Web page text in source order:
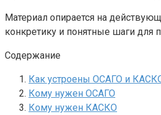
Материал опирается на
конкретику и понятные шаги для
Содержание
Как устроены ОСАГО и
Кому нужен ОСАГО
Кому нужен КАСКО